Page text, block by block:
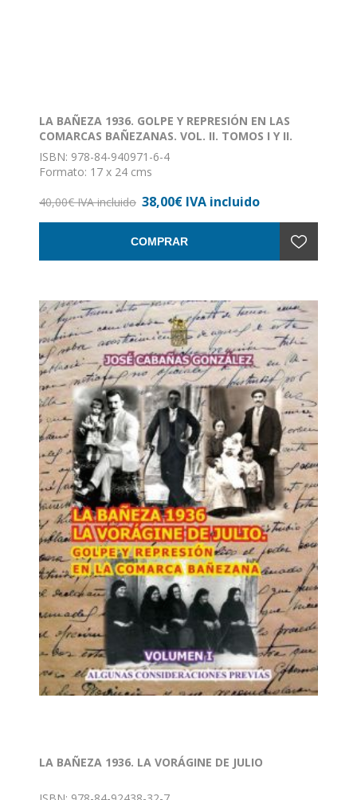
LA BAÑEZA 1936. GOLPE Y REPRESIÓN EN LAS
COMARCAS BAÑEZANAS. VOL. II. TOMOS I Y II.
ISBN: 978-84-940971-6-4
Formato: 17 x 24 cms
Encuadernación: Rústica con solapa
40,00€ IVA incluido 38,00€ IVA incluido
COMPRAR
LA BAÑEZA 1936. LA VORÁGINE DE JULIO